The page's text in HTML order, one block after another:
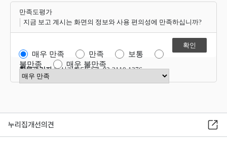
만족도평가
지금 보고 계시는 화면의 정보와 사용 편의성에 만족하십니까?
매우 만족 만족
보통
불만족
매우 불만족
만족도 점수 선택
항목관리자혁신기획담당관 02-2110-1376
누리집개선의견